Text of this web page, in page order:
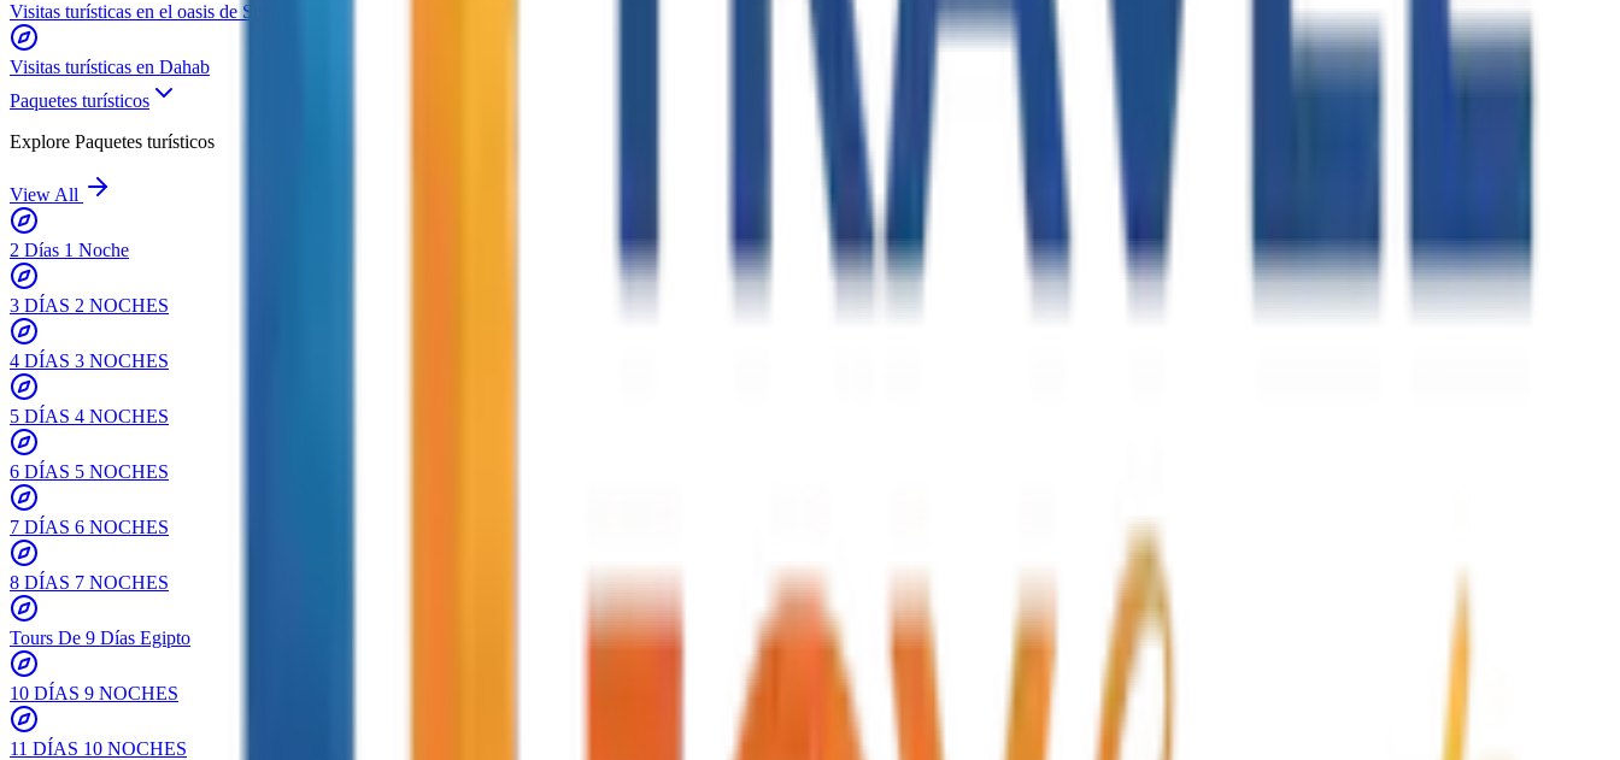
Visitas turísticas en el oasis de Siwa
Visitas turísticas en Dahab
Paquetes turísticos
Explore Paquetes turísticos
View All
2 Días 1 Noche
3 DÍAS 2 NOCHES
4 DÍAS 3 NOCHES
5 DÍAS 4 NOCHES
6 DÍAS 5 NOCHES
7 DÍAS 6 NOCHES
8 DÍAS 7 NOCHES
Tours De 9 Días Egipto
10 DÍAS 9 NOCHES
11 DÍAS 10 NOCHES